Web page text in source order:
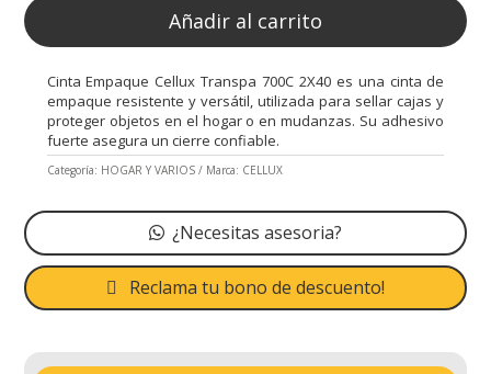
Añadir al carrito
Cinta Empaque Cellux Transpa 700C 2X40 es una cinta de
empaque resistente y versátil, utilizada para sellar cajas y
proteger objetos en el hogar o en mudanzas. Su adhesivo
fuerte asegura un cierre confiable.
Categoría: HOGAR Y VARIOS Marca: CELLUX
¿Necesitas asesoria?
Reclama tu bono de descuento!